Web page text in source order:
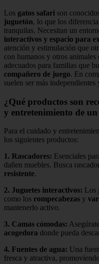
Los gatos safari son
juguetón, lo que los
tranquilas. Necesitan un
interactivos y espacio para
atención y estimulación que
con humanos y otros
adecuados para familias que
compañero de juego. En
suelen ser más
¿Qué productos son
y entretenimiento de
Para el cuidado y
los siguientes productos:
1. Rascadores: Esenciales
dañen muebles. Busca
resistente.
2. Juguetes interactivos: Los
como los rompecabezas y
mantenerlo activo.
3. Camas cómodas:
acogedora donde pueda
4. Fuentes de agua: Una
fresca y atractiva,